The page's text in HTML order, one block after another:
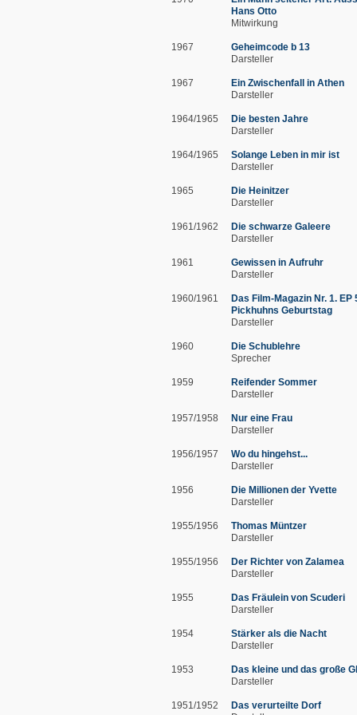
Hans Otto
Mitwirkung
1967
Geheimcode b 13
Darsteller
1967
Ein Zwischenfall in Athen
Darsteller
1964/1965
Die besten Jahre
Darsteller
1964/1965
Solange Leben in mir ist
Darsteller
1965
Die Heinitzer
Darsteller
1961/1962
Die schwarze Galeere
Darsteller
1961
Gewissen in Aufruhr
Darsteller
1960/1961
Das Film-Magazin Nr. 1. EP
Pickhuhns Geburtstag
Darsteller
1960
Die Schublehre
Sprecher
1959
Reifender Sommer
Darsteller
1957/1958
Nur eine Frau
Darsteller
1956/1957
Wo du hingehst...
Darsteller
1956
Die Millionen der Yvette
Darsteller
1955/1956
Thomas Müntzer
Darsteller
1955/1956
Der Richter von Zalamea
Darsteller
1955
Das Fräulein von Scuderi
Darsteller
1954
Stärker als die Nacht
Darsteller
1953
Das kleine und das große
Darsteller
1951/1952
Das verurteilte Dorf